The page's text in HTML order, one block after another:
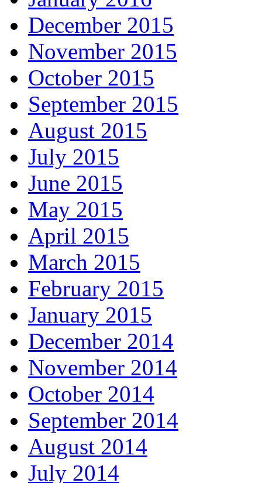
December 2015
November 2015
October 2015
September 2015
August 2015
July 2015
June 2015
May 2015
April 2015
March 2015
February 2015
January 2015
December 2014
November 2014
October 2014
September 2014
August 2014
July 2014